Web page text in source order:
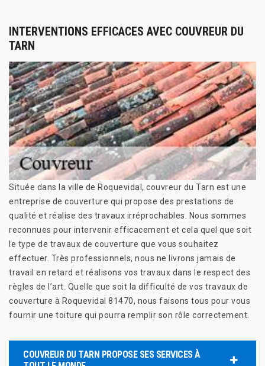
INTERVENTIONS EFFICACES AVEC COUVREUR DU
TARN
Située dans la ville de Roquevidal, couvreur du Tarn est une
entreprise de couverture qui propose des prestations de
qualité et réalise des travaux irréprochables. Nous sommes
reconnues pour intervenir efficacement et cela quel que soit
le type de travaux de couverture que vous souhaitez
effectuer. Très professionnels, nous ne livrons jamais de
travail en retard et réalisons vos travaux dans le respect des
règles de l’art. Quelle que soit la difficulté de vos travaux de
couverture à Roquevidal 81470, nous faisons tous pour vous
fournir une toiture qui pourra remplir son rôle correctement.
COUVREUR DU TARN PROPOSE SES SERVICES À